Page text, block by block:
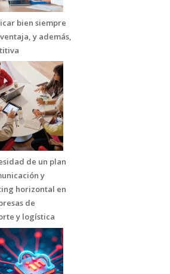
bien siempre
y además,
de un plan
y
horizontal en
de
y logística